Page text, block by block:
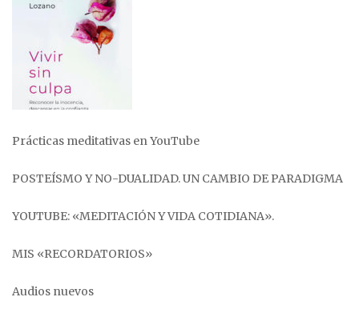
Prácticas meditativas en YouTube
POSTEÍSMO Y NO-DUALIDAD. UN CAMBIO DE PARADIGMA
YOUTUBE: «MEDITACIÓN Y VIDA COTIDIANA».
MIS «RECORDATORIOS»
Audios nuevos